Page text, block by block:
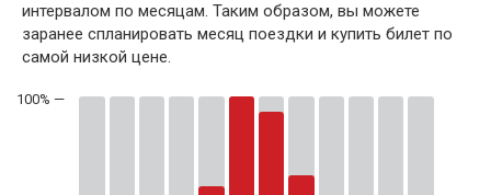
интервалом по месяцам. Таким образом, вы можете
заранее спланировать месяц поездки и купить билет по
самой низкой цене.